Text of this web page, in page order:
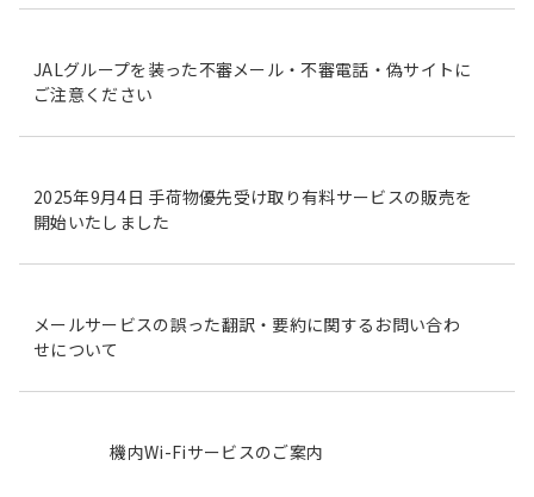
JALグループを装った不審メール・不審電話・偽サイトに
ご注意ください
2025年9月4日 手荷物優先受け取り有料サービスの販売を
開始いたしました
メールサービスの誤った翻訳・要約に関するお問い合わ
せについて
機内Wi-Fiサービスのご案内